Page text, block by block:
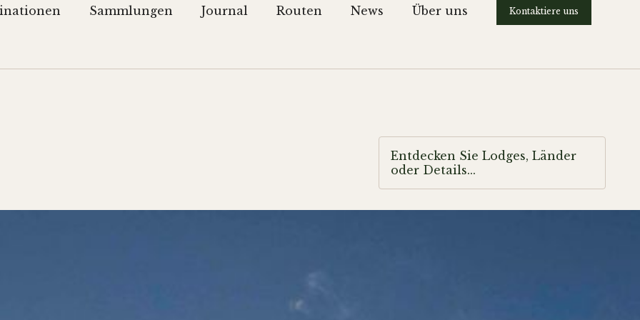
Sammlungen Journal Routen News Über uns Kontaktiere uns
Entdecken Sie Lodges, Länder
oder Details...